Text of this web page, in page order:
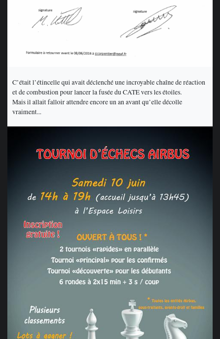
C’était l’étincelle qui avait déclenché une incroyable chaîne de réaction
et de combustion pour lancer la fusée du CATE vers les étoiles.
Mais il allait falloir attendre encore un an avant qu’elle décolle
vraiment...